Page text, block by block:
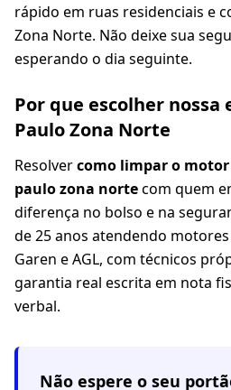
rápido em ruas residenciais e
Zona Norte. Não deixe sua
esperando o dia seguinte.
Por que escolher nossa
Paulo Zona Norte
Resolvercomo limpar o
paulo zona nortecom quem
diferença no bolso e na
de 25 anos atendendo motores
Garen e AGL, com técnicos
garantia real escrita em nota
verbal.
Não espere o seu